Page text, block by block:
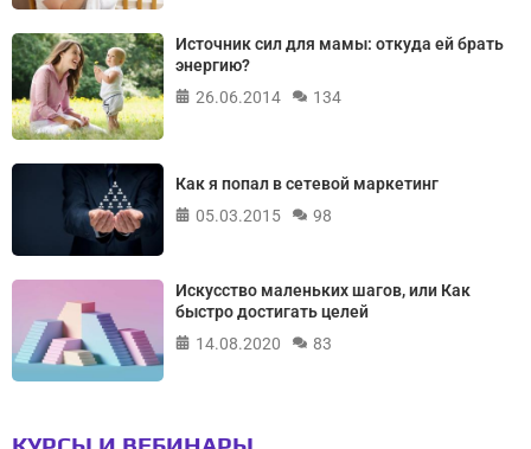
Источник сил для мамы: откуда ей брать
энергию?
26.06.2014
134
Как я попал в сетевой маркетинг
05.03.2015
98
Искусство маленьких шагов, или Как
быстро достигать целей
14.08.2020
83